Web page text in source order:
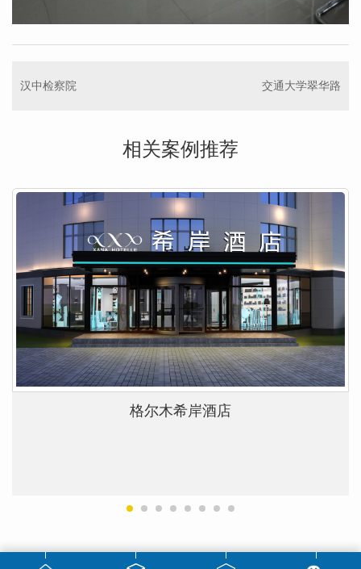
汉中检察院 交通大学翠华路
相关案例推荐
格尔木希岸酒店